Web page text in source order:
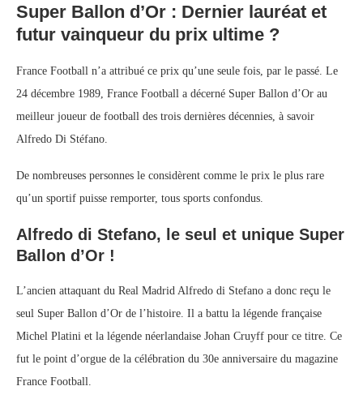
Super Ballon d’Or : Dernier lauréat et
futur vainqueur du prix ultime ?
France Football n’a attribué ce prix qu’une seule fois, par le passé. Le
24 décembre 1989, France Football a décerné Super Ballon d’Or au
meilleur joueur de football des trois dernières décennies, à savoir
Alfredo Di Stéfano.
De nombreuses personnes le considèrent comme le prix le plus rare
qu’un sportif puisse remporter, tous sports confondus.
Alfredo di Stefano, le seul et unique Super
Ballon d’Or !
L’ancien attaquant du Real Madrid Alfredo di Stefano a donc reçu le
seul Super Ballon d’Or de l’histoire. Il a battu la légende française
Michel Platini et la légende néerlandaise Johan Cruyff pour ce titre. Ce
fut le point d’orgue de la célébration du 30e anniversaire du magazine
France Football.